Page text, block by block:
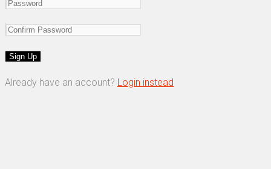
Already have an account? Login instead